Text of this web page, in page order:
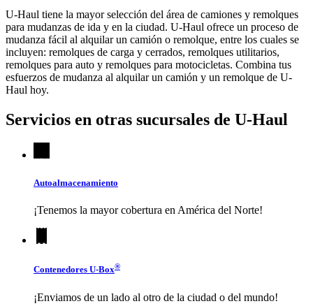
U-Haul tiene la mayor selección del área de camiones y remolques
para mudanzas de ida y en la ciudad. U-Haul ofrece un proceso de
mudanza fácil al alquilar un camión o remolque, entre los cuales se
incluyen: remolques de carga y cerrados, remolques utilitarios,
remolques para auto y remolques para motocicletas. Combina tus
esfuerzos de mudanza al alquilar un camión y un remolque de U-
Haul hoy.
Servicios en otras sucursales de U-Haul
Autoalmacenamiento
¡Tenemos la mayor cobertura en América del Norte!
Contenedores U-Box®
¡Enviamos de un lado al otro de la ciudad o del mundo!